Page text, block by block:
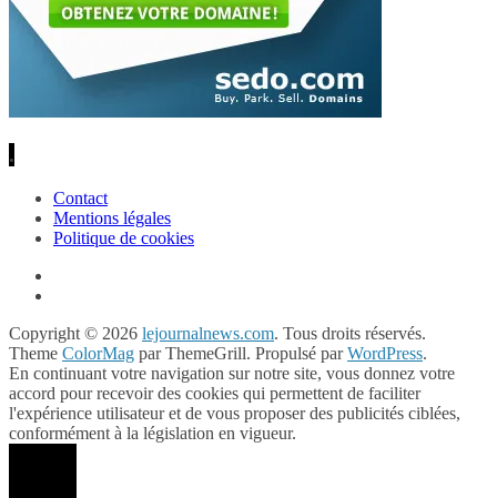
.
Contact
Mentions légales
Politique de cookies
Copyright © 2026 lejournalnews.com. Tous droits réservés.
Theme ColorMag par ThemeGrill. Propulsé parWordPress.
En continuant votre navigation sur notre site, vous donnez votre
accord pour recevoir des cookies qui permettent de faciliter
l'expérience utilisateur et de vous proposer des publicités ciblées,
conformément à la législation en vigueur.